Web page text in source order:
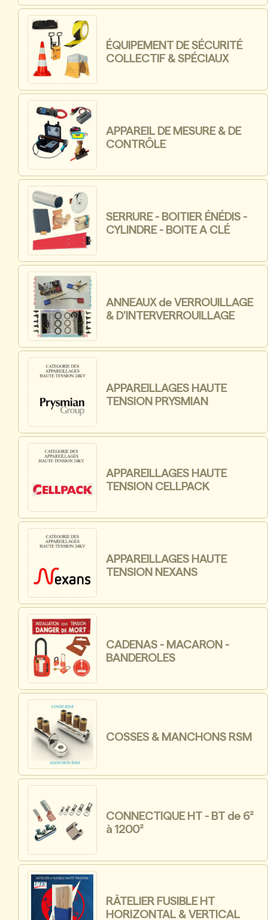
ÉQUIPEMENT DE SÉCURITÉ
COLLECTIF & SPÉCIAUX
APPAREIL DE MESURE & DE
CONTRÔLE
SERRURE - BOITIER ÉNÉDIS -
CYLINDRE - BOITE A CLÉ
ANNEAUX de VERROUILLAGE
& D'INTERVERROUILLAGE
APPAREILLAGES HAUTE
TENSION PRYSMIAN
APPAREILLAGES HAUTE
TENSION CELLPACK
APPAREILLAGES HAUTE
TENSION NEXANS
CADENAS - MACARON -
BANDEROLES
COSSES & MANCHONS RSM
CONNECTIQUE HT - BT de 6²
à 1200²
RÂTELIER FUSIBLE HT
HORIZONTAL & VERTICAL